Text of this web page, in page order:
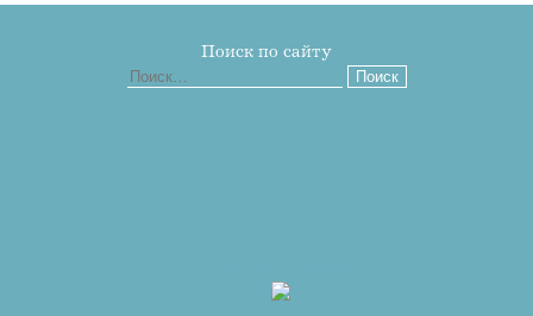
Поиск по сайту
Найти: